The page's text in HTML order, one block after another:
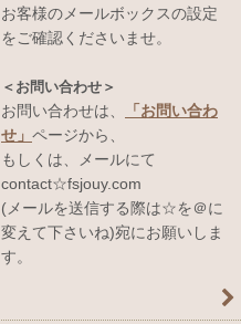
お客様のメールボックスの設定
をご確認くださいませ。
＜お問い合わせ＞
お問い合わせは、
「お問い合わ
せ」 ページから、
もしくは、メールにて
contact☆fsjouy.com
(メールを送信する際は☆を＠に
変えて下さいね)宛にお願いしま
す。